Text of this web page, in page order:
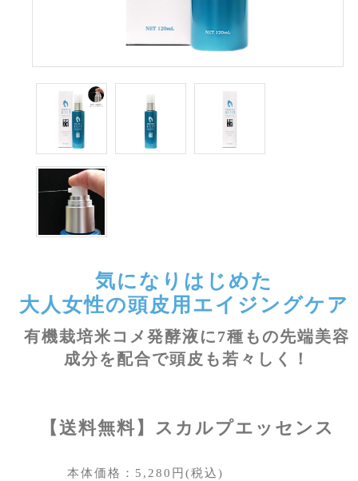
気になりはじめた
大人女性の頭皮用エイジングケア
有機栽培米コメ発酵液に7種もの先端美容
成分を配合で頭皮も若々しく！
【送料無料】スカルプエッセンス
本体価格：5,280円(税込)